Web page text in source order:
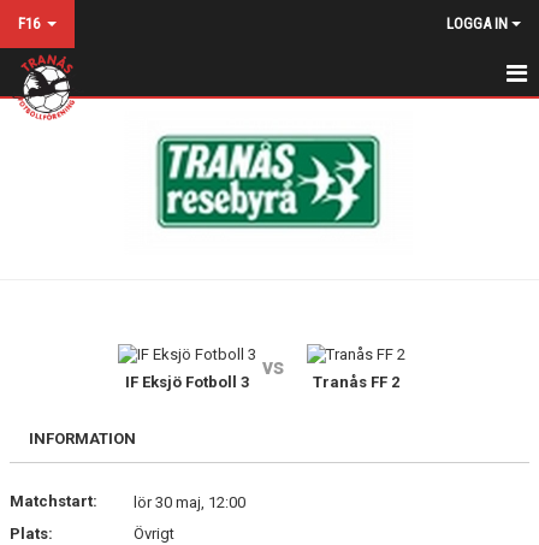
F16 LOGGA IN
HEM
DOKUMENT
IF Eksjö Fotboll 3
vs
Tranås FF 2
INFORMATION
Matchstart:
lör 30 maj, 12:00
Plats:
Övrigt